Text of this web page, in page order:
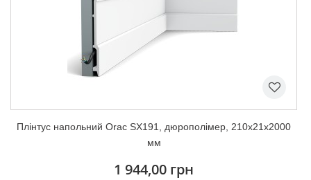
Плінтус напольний Orac SX191, дюрополімер, 210х21х2000
мм
1 944,00 грн